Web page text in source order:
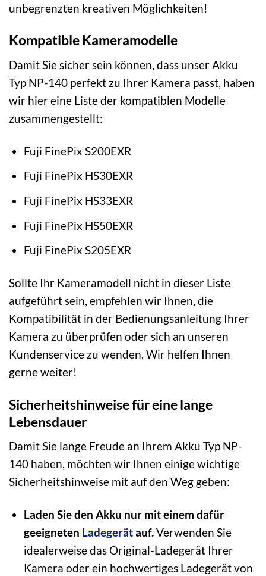
unbegrenzten kreativen Möglichkeiten!
Kompatible Kameramodelle
Damit Sie sicher sein können, dass unser Akku
Typ NP-140 perfekt zu Ihrer Kamera passt, haben
wir hier eine Liste der kompatiblen Modelle
zusammengestellt:
Fuji FinePix S200EXR
Fuji FinePix HS30EXR
Fuji FinePix HS33EXR
Fuji FinePix HS50EXR
Fuji FinePix S205EXR
Sollte Ihr Kameramodell nicht in dieser Liste
aufgeführt sein, empfehlen wir Ihnen, die
Kompatibilität in der Bedienungsanleitung Ihrer
Kamera zu überprüfen oder sich an unseren
Kundenservice zu wenden. Wir helfen Ihnen
gerne weiter!
Sicherheitshinweise für eine lange
Lebensdauer
Damit Sie lange Freude an Ihrem Akku Typ NP-
140 haben, möchten wir Ihnen einige wichtige
Sicherheitshinweise mit auf den Weg geben:
Laden Sie den Akku nur mit einem dafür
geeigneten Ladegerätauf.Verwenden Sie
idealerweise das Original-Ladegerät Ihrer
Kamera oder ein hochwertiges Ladegerät von